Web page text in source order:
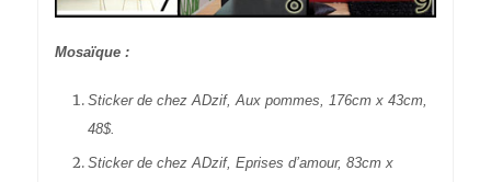
Mosaïque :
Sticker de chez ADzif, Aux pommes, 176cm x 43cm,
48$.
Sticker de chez ADzif, Eprises d’amour, 83cm x